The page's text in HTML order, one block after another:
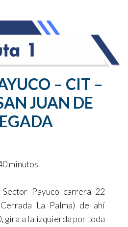
– CIT –
JUAN DE
minutos
Sector Payuco carrera 22
La Palma) de ahí
gira a la izquierda por toda